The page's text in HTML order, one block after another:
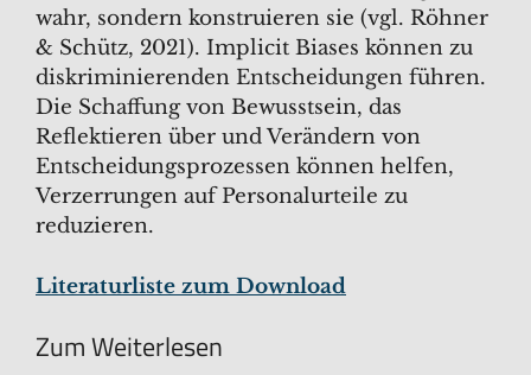
wahr, sondern konstruieren sie (vgl. Röhner
& Schütz, 2021). Implicit Biases können zu
diskriminierenden Entscheidungen führen.
Die Schaffung von Bewusstsein, das
Reflektieren über und Verändern von
Entscheidungsprozessen können helfen,
Verzerrungen auf Personalurteile zu
reduzieren.
Literaturliste zum Download
Zum Weiterlesen